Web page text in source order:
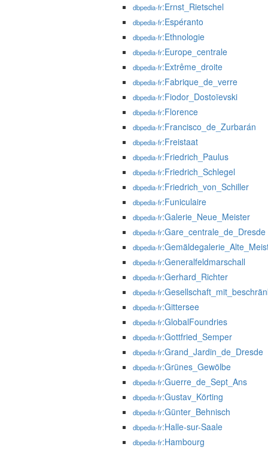
dbpedia-fr:Ernst_Rietschel
dbpedia-fr:Espéranto
dbpedia-fr:Ethnologie
dbpedia-fr:Europe_centrale
dbpedia-fr:Extrême_droite
dbpedia-fr:Fabrique_de_verre
dbpedia-fr:Fiodor_Dostoïevski
dbpedia-fr:Florence
dbpedia-fr:Francisco_de_Zurbarán
dbpedia-fr:Freistaat
dbpedia-fr:Friedrich_Paulus
dbpedia-fr:Friedrich_Schlegel
dbpedia-fr:Friedrich_von_Schiller
dbpedia-fr:Funiculaire
dbpedia-fr:Galerie_Neue_Meister
dbpedia-fr:Gare_centrale_de_Dresde
dbpedia-fr
dbpedia-fr:Generalfeldmarschall
dbpedia-fr:Gerhard_Richter
dbpedia-fr
dbpedia-fr:Gittersee
dbpedia-fr:GlobalFoundries
dbpedia-fr:Gottfried_Semper
dbpedia-fr:Grand_Jardin_de_Dresde
dbpedia-fr:Grünes_Gewölbe
dbpedia-fr:Guerre_de_Sept_Ans
dbpedia-fr:Gustav_Körting
dbpedia-fr:Günter_Behnisch
dbpedia-fr:Halle-sur-Saale
dbpedia-fr:Hambourg